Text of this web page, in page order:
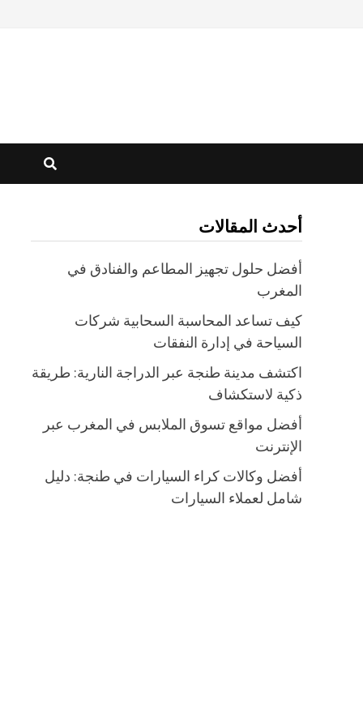
أحدث المقالات
أفضل حلول تجهيز المطاعم والفنادق في
المغرب
كيف تساعد المحاسبة السحابية شركات
السياحة في إدارة النفقات
اكتشف مدينة طنجة عبر الدراجة النارية: طريقة
ذكية لاستكشاف
أفضل مواقع تسوق الملابس في المغرب عبر
الإنترنت
أفضل وكالات كراء السيارات في طنجة: دليل
شامل لعملاء السيارات